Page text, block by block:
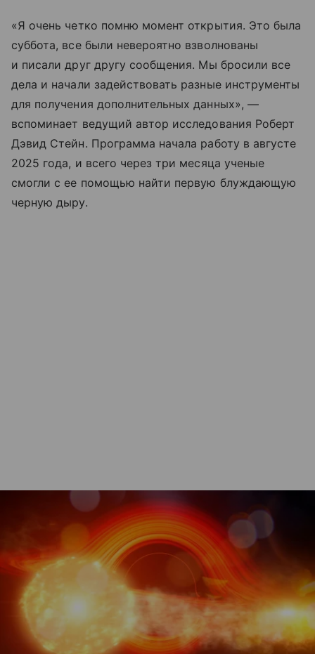
«Я очень четко помню момент открытия. Это была
суббота, все были невероятно взволнованы
и писали друг другу сообщения. Мы бросили все
дела и начали задействовать разные инструменты
для получения дополнительных данных», —
вспоминает ведущий автор исследования Роберт
Дэвид Стейн. Программа начала работу в августе
2025 года, и всего через три месяца ученые
смогли с ее помощью найти первую блуждающую
черную дыру.